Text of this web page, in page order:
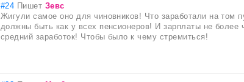
#24 Пишет Зевс
Жигули самое оно для чиновников! Что заработали на том
должны быть как у всех пенсионеров! И зарплаты не
средний заработок! Чтобы было к чему стремиться!